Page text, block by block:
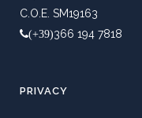
C.O.E. SM19163
(+39)366 194 7818
PRIVACY